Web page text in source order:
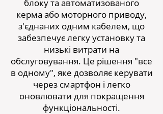
блоку та автоматизованого
керма або моторного приводу,
з'єднаних одним кабелем, що
забезпечує легку установку та
низькі витрати на
обслуговування. Це рішення "все
в одному", яке дозволяє керувати
через смартфон і легко
оновлювати для покращення
функціональності.